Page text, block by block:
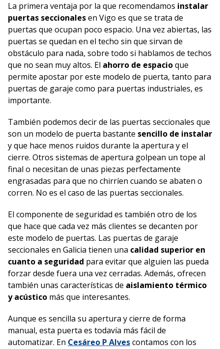
La primera ventaja por la que recomendamos instalar
puertas seccionalesen Vigo es que se trata de
puertas que ocupan poco espacio. Una vez abiertas, las
puertas se quedan en el techo sin que sirvan de
obstáculo para nada, sobre todo si hablamos de techos
que no sean muy altos. El ahorro de espacioque
permite apostar por este modelo de puerta, tanto para
puertas de garaje como para puertas industriales, es
importante.
También podemos decir de las puertas seccionales que
son un modelo de puerta bastante sencillo de instalar
y que hace menos ruidos durante la apertura y el
cierre. Otros sistemas de apertura golpean un tope al
final o necesitan de unas piezas perfectamente
engrasadas para que no chirríen cuando se abaten o
corren. No es el caso de las puertas seccionales.
El componente de seguridad es también otro de los
que hace que cada vez más clientes se decanten por
este modelo de puertas. Las puertas de garaje
seccionales en Galicia tienen una calidad superior en
cuanto a seguridad para evitar que alguien las pueda
forzar desde fuera una vez cerradas. Además, ofrecen
también unas características de aislamiento térmico
y acústico más que interesantes.
Aunque es sencilla su apertura y cierre de forma
manual, esta puerta es todavía más fácil de
automatizar. En Cesáreo P Alvescontamos con los